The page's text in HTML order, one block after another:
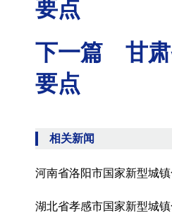
要点
下一篇 甘肃
要点
相关新闻
河南省洛阳市国家新型城
湖北省孝感市国家新型城